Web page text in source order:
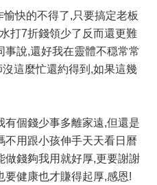
快的不得了,只要搞定老板
打7折錢領少了反而還更難
說,還好我在靈體不穏常常
這麼忙還約得到,如果這幾
有個錢少事多離家遠,但還是
不用跟小孩伸手天天看日曆
做錢夠我用就好厚,更要謝謝
要健康也才賺得起厚,感恩!